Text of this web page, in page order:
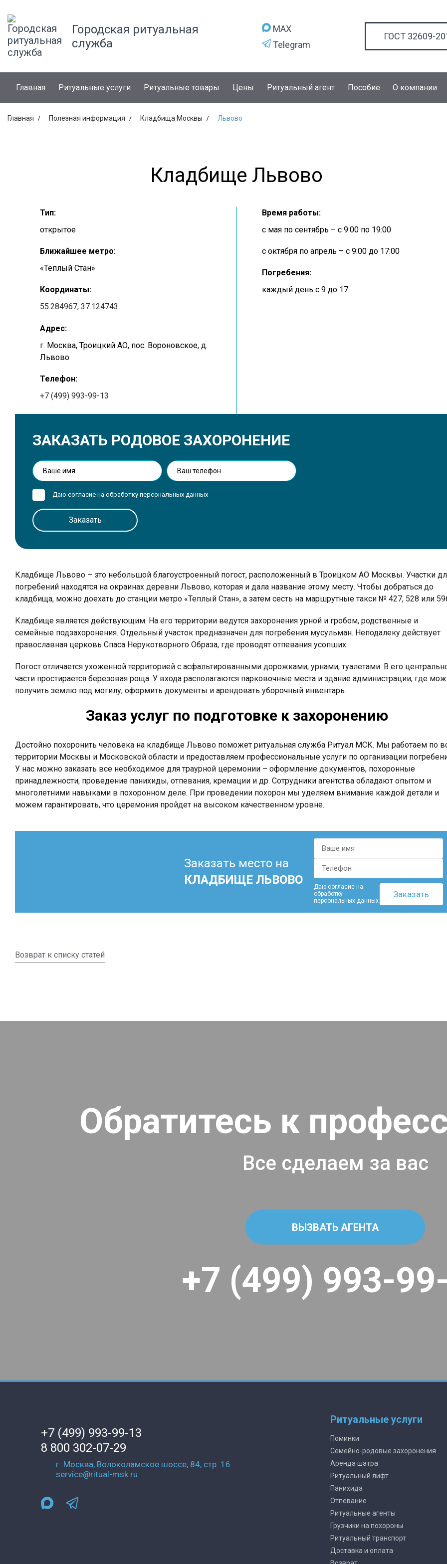
Городская ритуальная
служба
MAX
Telegram
ГОСТ 32609-
Главная Ритуальные услуги Ритуальные товары Цены Ритуальный агент Пособие О компании
Главная Полезная информация Кладбища Москвы Львово
Кладбище Львово
Тип:
открытое
Ближайшее метро:
«Теплый Стан»
Координаты:
55.284967, 37.124743
Адрес:
г. Москва, Троицкий АО, пос. Вороновское, д.
Львово
Телефон:
+7 (499) 993-99-13
Время работы:
с мая по сентябрь – с 9:00 по 19:00
с октября по апрель – с 9:00 до 17:00
Погребения:
каждый день с 9 до 17
ЗАКАЗАТЬ РОДОВОЕ ЗАХОРОНЕНИЕ
Даю согласие на обработку персональных данных
Кладбище Львово – это небольшой благоустроенный погост, расположенный в Троицком АО Москвы. Участки
погребений находятся на окраинах деревни Львово, которая и дала название этому месту. Чтобы добраться до
кладбища, можно доехать до станции метро «Теплый Стан», а затем сесть на маршрутные такси № 427, 528 или
Кладбище является действующим. На его территории ведутся захоронения урной и гробом, родственные и
семейные подзахоронения. Отдельный участок предназначен для погребения мусульман. Неподалеку действует
православная церковь Спаса Нерукотворного Образа, где проводят отпевания усопших.
Погост отличается ухоженной территорией с асфальтированными дорожками, урнами, туалетами. В его
части простирается березовая роща. У входа располагаются парковочные места и здание администрации, где
получить землю под могилу, оформить документы и арендовать уборочный инвентарь.
Заказ услуг по подготовке к захоронению
Достойно похоронить человека на кладбище Львово поможет ритуальная служба Ритуал МСК. Мы работаем по
территории Москвы и Московской области и предоставляем профессиональные услуги по организации
У нас можно заказать всё необходимое для траурной церемонии – оформление документов, похоронные
принадлежности, проведение панихиды, отпевания, кремации и др. Сотрудники агентства обладают опытом и
многолетними навыками в похоронном деле. При проведении похорон мы уделяем внимание каждой детали и
можем гарантировать, что церемония пройдет на высоком качественном уровне.
Заказать место на
КЛАДБИЩЕ ЛЬВОВО
Даю согласие на
обработку
персональных данных
Возврат к списку статей
Обратитесь к
Все сделаем за вас
ВЫЗВАТЬ АГЕНТА
+7 (499) 993-
+7 (499) 993-99-13
8 800 302-07-29
г. Москва, Волоколамское шоссе, 84, стр. 16
service@ritual-msk.ru
Ритуальные услуги
Поминки
Семейно-родовые захоронения
Аренда шатра
Ритуальный лифт
Панихида
Отпевание
Ритуальные агенты
Грузчики на похороны
Ритуальный транспорт
Доставка и оплата